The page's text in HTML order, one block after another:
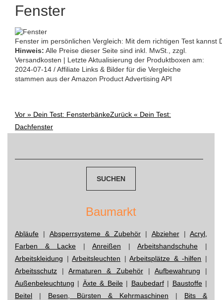
Fenster
Fenster im persönlichen Vergleich: Mit dem richtigen Test kannst
Hinweis: Alle Preise dieser Seite sind inkl. MwSt., zzgl.
Versandkosten | Letzte Aktualisierung der Produktboxen am:
2024-07-14 / Affiliate Links & Bilder für die Vergleiche
stammen aus der Amazon Product Advertising API
Post
Vor » Dein Test: FensterbänkeZurück « Dein Test:
Dachfenster
Baumarkt
Abläufe | Absperrsysteme & Zubehör | Abzieher| Acryl,
Farben & Lacke | Anreißen | Arbeitshandschuhe |
Arbeitskleidung |Arbeitsleuchten |Arbeitsplätze & -hilfen |
Arbeitsschutz |Armaturen & Zubehör| Aufbewahrung |
Außenbeleuchtung | Äxte & Beile| Baubedarf| Baustoffe|
Beitel | Besen, Bürsten & Kehrmaschinen | Bits &